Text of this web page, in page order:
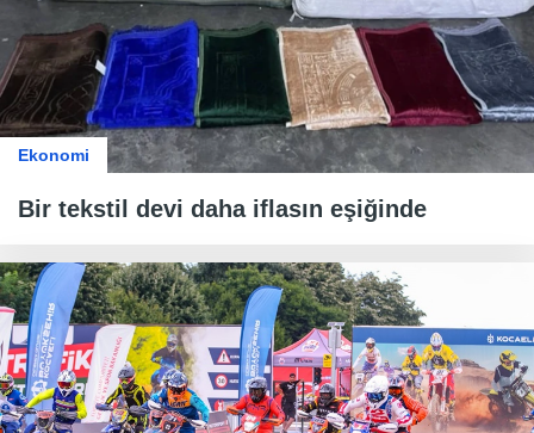
Ekonomi
Bir tekstil devi daha iflasın eşiğinde